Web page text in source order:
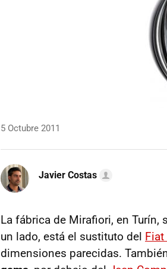
5 Octubre 2011
Javier Costas
La fábrica de Mirafiori, en Turín,
un lado, está el sustituto del Fiat
dimensiones parecidas.